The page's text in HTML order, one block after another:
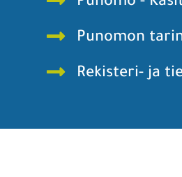
Punomon
Rekisteri- ja